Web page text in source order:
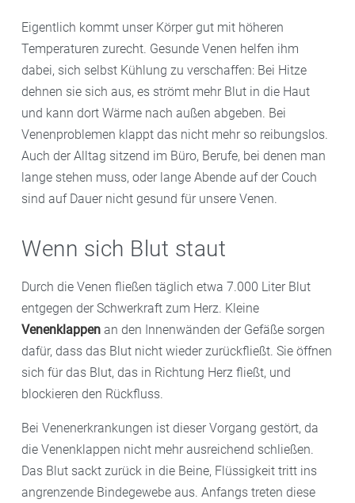
Eigentlich kommt unser Körper gut mit höheren
Temperaturen zurecht. Gesunde Venen helfen ihm
dabei, sich selbst Kühlung zu verschaffen: Bei Hitze
dehnen sie sich aus, es strömt mehr Blut in die Haut
und kann dort Wärme nach außen abgeben. Bei
Venenproblemen klappt das nicht mehr so reibungslos.
Auch der Alltag sitzend im Büro, Berufe, bei denen man
lange stehen muss, oder lange Abende auf der Couch
sind auf Dauer nicht gesund für unsere Venen.
Wenn sich Blut staut
Durch die Venen fließen täglich etwa 7.000 Liter Blut
entgegen der Schwerkraft zum Herz. Kleine
Venenklappen an den Innenwänden der Gefäße sorgen
dafür, dass das Blut nicht wieder zurückfließt. Sie öffnen
sich für das Blut, das in Richtung Herz fließt, und
blockieren den Rückfluss.
Bei Venenerkrankungen ist dieser Vorgang gestört, da
die Venenklappen nicht mehr ausreichend schließen.
Das Blut sackt zurück in die Beine, Flüssigkeit tritt ins
angrenzende Bindegewebe aus. Anfangs treten diese